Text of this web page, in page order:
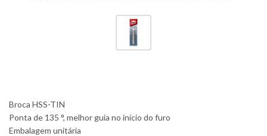
Broca HSS-TIN
Ponta de 135 °, melhor guia no início do furo
Embalagem unitária